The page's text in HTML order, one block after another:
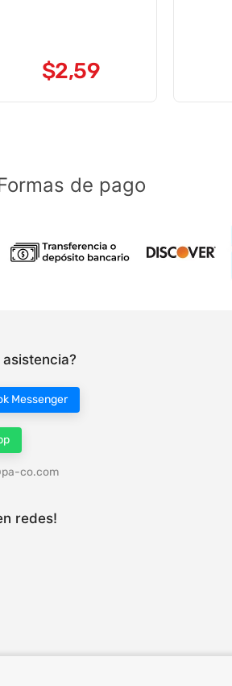
$2,59
de pago
Messenger
co.com
redes!